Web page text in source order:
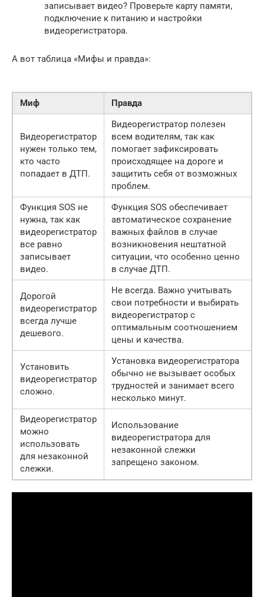
записывает видео? Проверьте карту памяти,
подключение к питанию и настройки
видеорегистратора.
А вот таблица «Мифы и правда»:
Миф Правда
Видеорегистратор
нужен только тем,
кто часто
попадает в ДТП.
Видеорегистратор полезен
всем водителям, так как
помогает зафиксировать
происходящее на дороге и
защитить себя от возможных
проблем.
Функция SOS не
нужна, так как
видеорегистратор
все равно
записывает
видео.
Функция SOS обеспечивает
автоматическое сохранение
важных файлов в случае
возникновения нештатной
ситуации, что особенно ценно
в случае ДТП.
Дорогой
видеорегистратор
всегда лучше
дешевого.
Не всегда. Важно учитывать
свои потребности и выбирать
видеорегистратор с
оптимальным соотношением
цены и качества.
Установить
видеорегистратор
сложно.
Установка видеорегистратора
обычно не вызывает особых
трудностей и занимает всего
несколько минут.
Видеорегистратор
можно
использовать
для незаконной
слежки.
Использование
видеорегистратора для
незаконной слежки
запрещено законом.